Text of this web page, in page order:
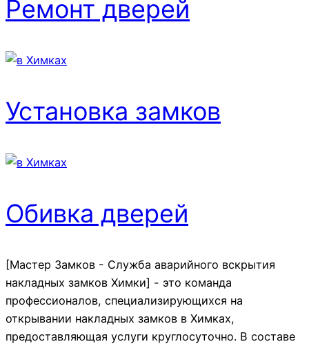
Ремонт дверей
Установка замков
Обивка дверей
[Мастер Замков - Служба аварийного вскрытия
накладных замков Химки] - это команда
профессионалов, специализирующихся на
открывании накладных замков в Химках,
предоставляющая услуги круглосуточно. В составе